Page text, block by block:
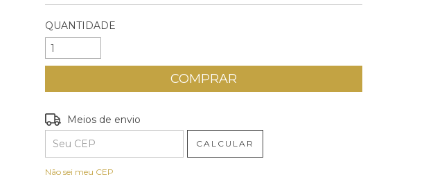
QUANTIDADE
Entregas para o CEP:
Meios de envio
CALCULAR
Não sei meu CEP